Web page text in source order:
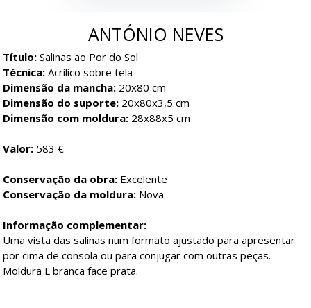
ANTÓNIO NEVES
Título:Salinas ao Por do Sol
Técnica:Acrílico sobre tela
Dimensão da mancha: 20x80 cm
Dimensão do suporte: 20x80x3,5 cm
Dimensão com moldura: 28x88x5 cm
Valor: 583 €
Conservação da obra: Excelente
Conservação da moldura: Nova
Informação complementar:
Uma vista das salinas num formato ajustado para apresentar
por cima de consola ou para conjugar com outras peças.
Moldura L branca face prata.